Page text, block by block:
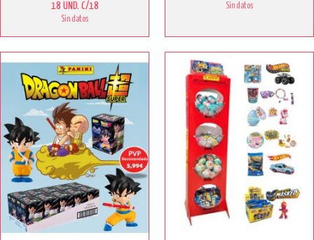
18 UND. C/18
Sin datos
Sin datos